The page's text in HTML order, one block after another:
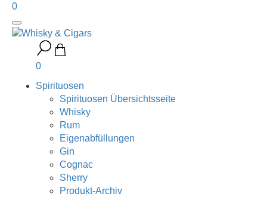
0
0
Spirituosen
Spirituosen Übersichtsseite
Whisky
Rum
Eigenabfüllungen
Gin
Cognac
Sherry
Produkt-Archiv